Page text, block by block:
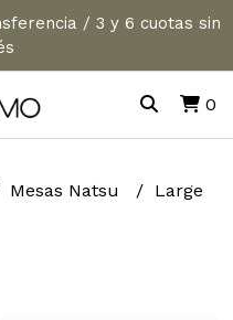
/ 3 y 6 cuotas sin
0
Mesas Natsu Large